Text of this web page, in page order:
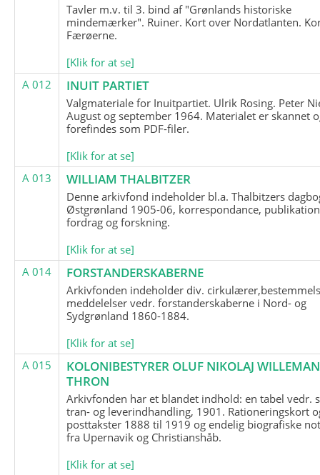
Tavler m.v. til 3. bind af "Grønlands historiske
mindemærker". Ruiner. Kort over Nordatlanten.
Færøerne.
[Klik for at se]
A 012
INUIT PARTIET
Valgmateriale for Inuitpartiet. Ulrik Rosing. Peter
August og september 1964. Materialet er skannet
forefindes som PDF-filer.
[Klik for at se]
A 013
WILLIAM THALBITZER
Denne arkivfond indeholder bl.a. Thalbitzers
Østgrønland 1905-06, korrespondance,
fordrag og forskning.
[Klik for at se]
A 014
FORSTANDERSKABERNE
Arkivfonden indeholder div.
meddelelser vedr. forstanderskaberne i Nord- og
Sydgrønland 1860-1884.
[Klik for at se]
A 015
KOLONIBESTYRER OLUF NIKOLAJ
THRON
Arkivfonden har et blandet indhold: en tabel vedr.
tran- og leverindhandling, 1901. Rationeringskort
posttakster 1888 til 1919 og endelig biografiske
fra Upernavik og Christianshåb.
[Klik for at se]